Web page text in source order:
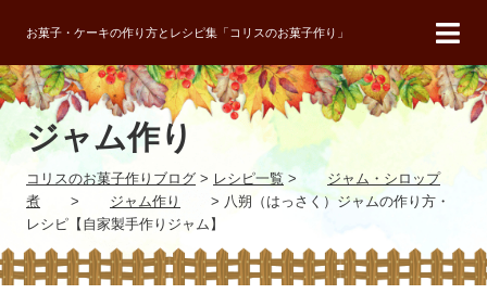
お菓子・ケーキの作り方とレシピ集「コリスのお菓子作り」
ジャム作り
コリスのお菓子作りブログ > レシピ一覧 >
ジャム・シロップ
煮
> ジャム作り > 八朔（はっさく）ジャムの作り方・
レシピ【自家製手作りジャム】